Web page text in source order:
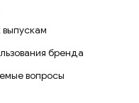
бренда
вопросы